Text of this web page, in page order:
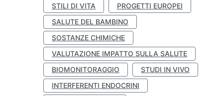
STILI DI VITA
PROGETTI EUROPEI
SALUTE DEL BAMBINO
SOSTANZE CHIMICHE
VALUTAZIONE IMPATTO SULLA SALUTE
BIOMONITORAGGIO
STUDI IN VIVO
INTERFERENTI ENDOCRINI